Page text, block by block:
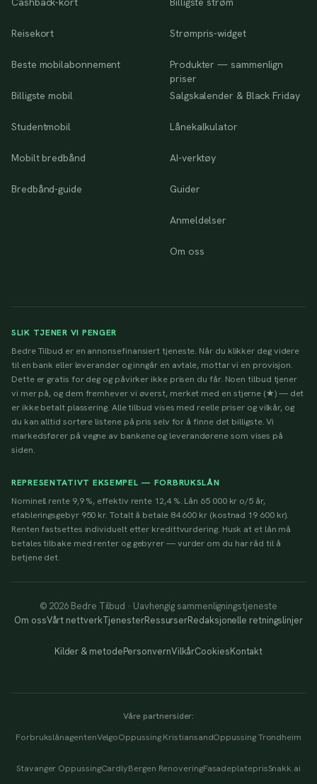
Reisekort
Beste mobilabonnement
Billigste mobil
Studentmobil
Mobilt bredbånd
Bredbånd-guide
Strømpris-widget
Produkter — sammenlign
priser
Salgskalender & Black Friday
Lånekalkulator
AI-verktøy
Guider
Anmeldelser
Om oss
SLIK TJENER VI PENGER
Bedre Tilbud er en annonsefinansiert tjeneste. Når du klikker deg videre
til en bank eller leverandør og inngår en avtale, mottar vi en provisjon.
Dette er gratis for deg og påvirker ikke prisen du får. Noen tilbud tjener
vi mer på, og dem fremhever vi øverst, merket med en stjerne (★) — det
er ikke betalt plassering. Alle tilbud vises med reelle priser og vilkår, og
du kan alltid sortere listene på pris selv for å finne det billigste. Vi
markedsfører på vegne av bankene og leverandørene som vises på
siden.
REPRESENTATIVT EKSEMPEL — FORBRUKSLÅN
Nominell rente 9,9 %, effektiv rente 12,4 %. Lån 65 000 kr o/5 år,
etableringsgebyr 950 kr. Totalt å betale 84 600 kr (kostnad 19 600 kr).
Renten fastsettes individuelt etter kredittvurdering. Husk at et lån må
betales tilbake med renter og gebyrer — vurder om du har råd til å
betjene det.
© 2026 Bedre Tilbud · Uavhengig sammenligningstjeneste
Om ossVårt nettverkTjenesterRessurserRedaksjonelle retningslinjer
Kilder & metodePersonvernVilkårCookiesKontakt
Våre partnersider:
ForbrukslånagentenVelgoOppussing KristiansandOppussing Trondheim
Stavanger OppussingCardlyBergen RenoveringFasadeplateprisSnakk.ai